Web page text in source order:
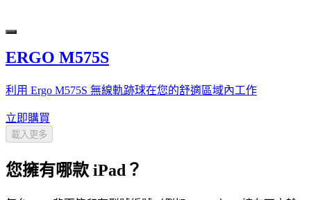
ERGO M575S
利用 Ergo M575S 無線軌跡球在您的舒適區域內工作
立即購買
載入更多
您擁有哪款 iPad？